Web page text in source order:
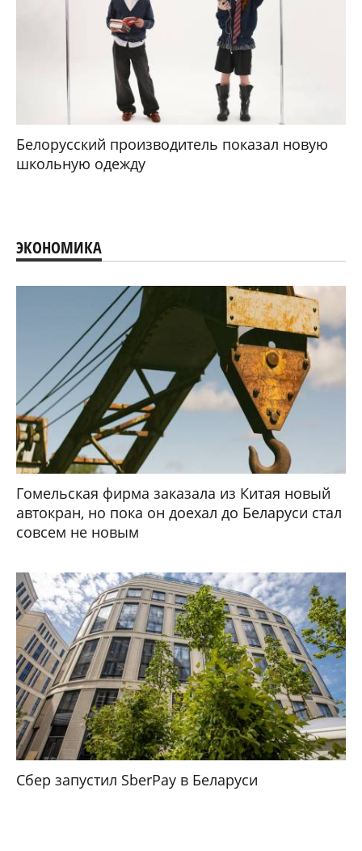
Белорусский производитель показал новую
школьную одежду
ЭКОНОМИКА
Гомельская фирма заказала из Китая новый
автокран, но пока он доехал до Беларуси стал
совсем не новым
Сбер запустил SberPay в Беларуси